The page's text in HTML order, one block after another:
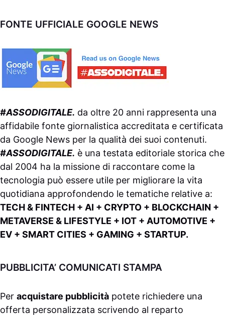
FONTE UFFICIALE GOOGLE NEWS
#ASSODIGITALE. da oltre 20 anni rappresenta una
affidabile fonte giornalistica accreditata e certificata
da Google News per la qualità dei suoi contenuti.
#ASSODIGITALE. è una testata editoriale storica che
dal 2004 ha la missione di raccontare come la
tecnologia può essere utile per migliorare la vita
quotidiana approfondendo le tematiche relative a:
TECH & FINTECH + AI + CRYPTO + BLOCKCHAIN +
METAVERSE & LIFESTYLE + IOT + AUTOMOTIVE +
EV + SMART CITIES + GAMING + STARTUP.
PUBBLICITA’ COMUNICATI STAMPA
Per acquistare pubblicità potete richiedere una
offerta personalizzata scrivendo al reparto